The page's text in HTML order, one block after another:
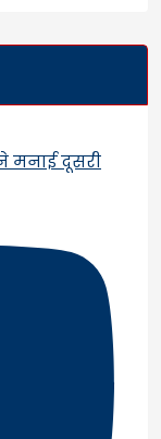
मनाई दूसरी